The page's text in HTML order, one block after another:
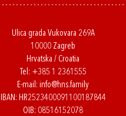
Ulica grada Vukovara 269A
10000 Zagreb
Hrvatska / Croatia
Tel: +385 1 2361555
E-mail: info@hns.family
IBAN: HR2523400091100187844
OIB: 08516152078